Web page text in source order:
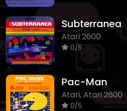
Subterranea
Atari 2600
0/5
Pac-Man
Atari, Atari 2600
0/5